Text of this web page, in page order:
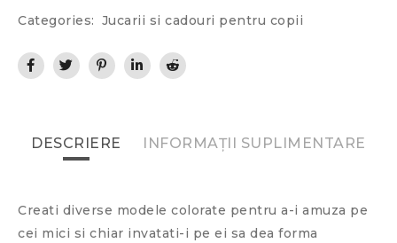
Categories: Jucarii si cadouri pentru copii
DESCRIERE INFORMAȚII SUPLIMENTARE
Creati diverse modele colorate pentru a-i amuza pe
cei mici si chiar invatati-i pe ei sa dea forma